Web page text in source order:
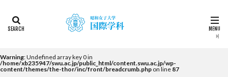
Warning: Undefined array key 0 in
/home/xb235947/swu.ac.jp/public_html/content.swu.ac.jp/wp-
content/themes/the-thor/inc/front/breadcrumb.php on line 87
2022 2023 2024 2025 2026